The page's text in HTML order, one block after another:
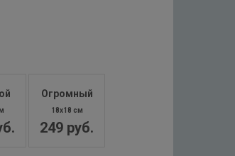
Огромный
18x18 см
249 руб.